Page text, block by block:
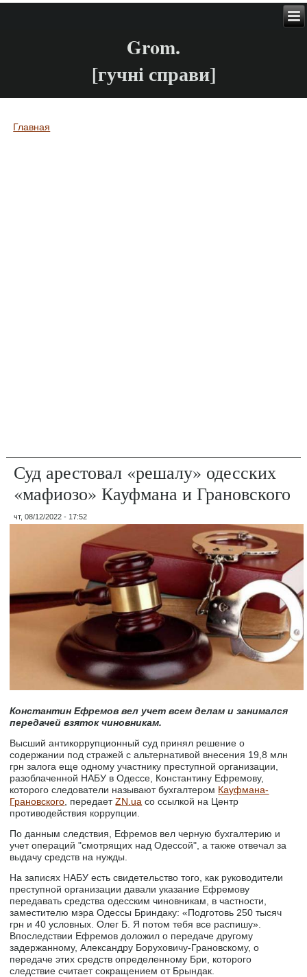
Grom.
[гучні справи]
Вы здесь
Главная
Суд арестовал «решалу» одесских
«мафиозо» Кауфмана и Грановского
чт, 08/12/2022 - 17:52
Константин Ефремов вел учет всем делам и занимался
передачей взяток чиновникам.
Высший антикоррупционный суд принял решение о
содержании под стражей с альтернативой внесения 19,8 млн
грн залога еще одному участнику преступной организации,
разоблаченной НАБУ в Одессе, Константину Ефремову,
которого следователи называют бухгалтером Кауфмана-
Грановского , передаетZN.ua со ссылкой на Центр
противодействия коррупции.
По данным следствия, Ефремов вел черную бухгалтерию и
учет операций "смотрящих над Одессой", а также отвечал за
выдачу средств на нужды.
На записях НАБУ есть свидетельство того, как руководители
преступной организации давали указание Ефремову
передавать средства одесским чиновникам, в частности,
заместителю мэра Одессы Бриндаку: «Подготовь 250 тысяч
грн и 40 условных. Олег Б. Я потом тебя все распишу».
Впоследствии Ефремов доложил о передаче другому
задержанному, Александру Боруховичу-Грановскому, о
передаче этих средств определенному Бри, которого
следствие считает сокращением от Брындак.